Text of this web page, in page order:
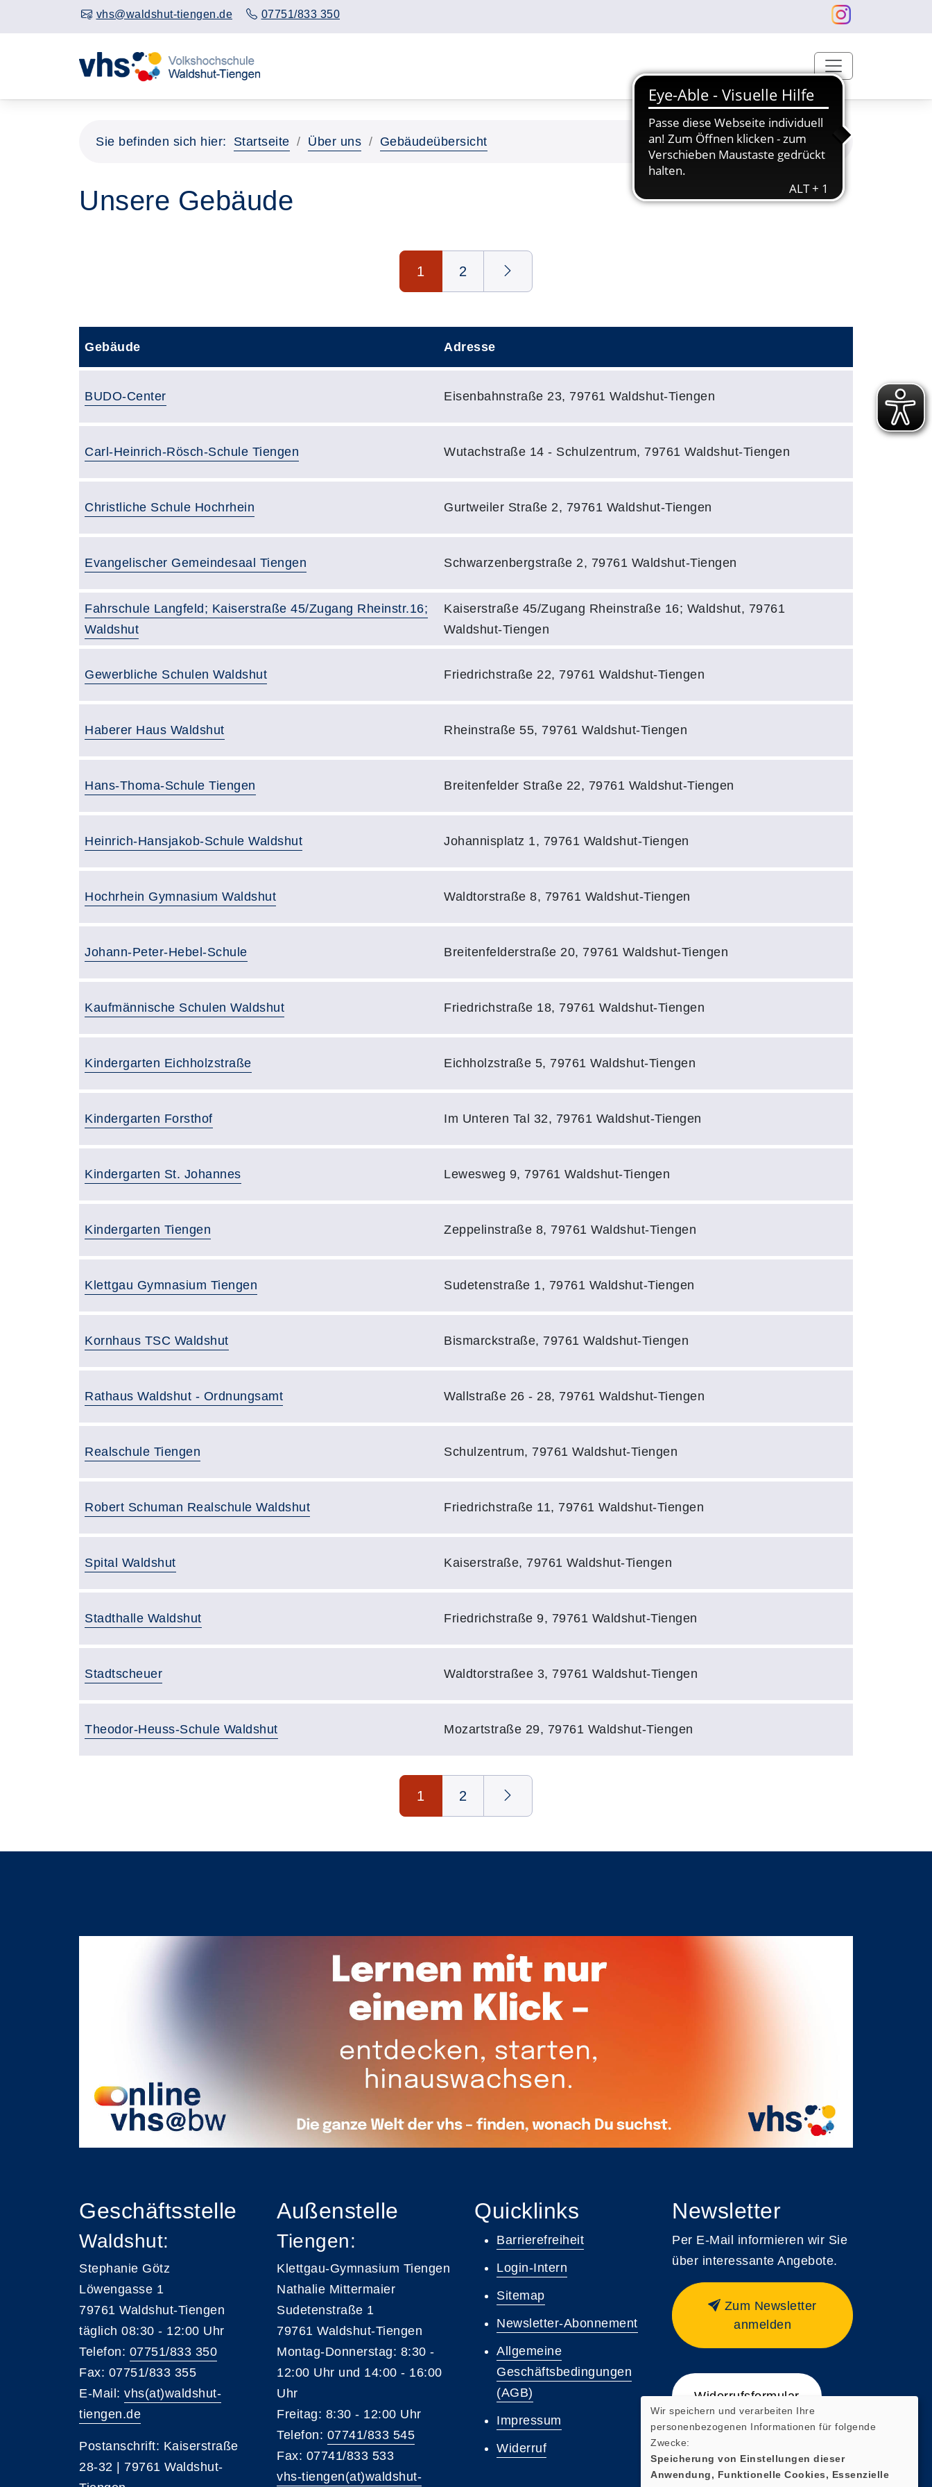
vhs@waldshut-tiengen.de 07751/833 350
Sie befinden sich hier: Startseite Über uns Gebäudeübersicht
Unsere Gebäude
1 2
Gebäude Adresse
Gebäude:
BUDO-Center Adresse:
Eisenbahnstraße 23, 79761 Waldshut-Tiengen
Gebäude:
Carl-Heinrich-Rösch-Schule Tiengen Adresse:
Wutachstraße 14 - Schulzentrum, 79761 Waldshut-Tiengen
Gebäude:
Christliche Schule Hochrhein Adresse:
Gurtweiler Straße 2, 79761 Waldshut-Tiengen
Gebäude:
Evangelischer Gemeindesaal Tiengen Adresse:
Schwarzenbergstraße 2, 79761 Waldshut-Tiengen
Gebäude:
Fahrschule Langfeld; Kaiserstraße 45/Zugang Rheinstr.16;
Waldshut
Adresse:
Kaiserstraße 45/Zugang Rheinstraße 16; Waldshut, 79761
Waldshut-Tiengen
Gebäude:
Gewerbliche Schulen Waldshut Adresse:
Friedrichstraße 22, 79761 Waldshut-Tiengen
Gebäude:
Haberer Haus Waldshut Adresse:
Rheinstraße 55, 79761 Waldshut-Tiengen
Gebäude:
Hans-Thoma-Schule Tiengen Adresse:
Breitenfelder Straße 22, 79761 Waldshut-Tiengen
Gebäude:
Heinrich-Hansjakob-Schule Waldshut Adresse:
Johannisplatz 1, 79761 Waldshut-Tiengen
Gebäude:
Hochrhein Gymnasium Waldshut Adresse:
Waldtorstraße 8, 79761 Waldshut-Tiengen
Gebäude:
Johann-Peter-Hebel-Schule Adresse:
Breitenfelderstraße 20, 79761 Waldshut-Tiengen
Gebäude:
Kaufmännische Schulen Waldshut Adresse:
Friedrichstraße 18, 79761 Waldshut-Tiengen
Gebäude:
Kindergarten Eichholzstraße Adresse:
Eichholzstraße 5, 79761 Waldshut-Tiengen
Gebäude:
Kindergarten Forsthof Adresse:
Im Unteren Tal 32, 79761 Waldshut-Tiengen
Gebäude:
Kindergarten St. Johannes Adresse:
Lewesweg 9, 79761 Waldshut-Tiengen
Gebäude:
Kindergarten Tiengen Adresse:
Zeppelinstraße 8, 79761 Waldshut-Tiengen
Gebäude:
Klettgau Gymnasium Tiengen Adresse:
Sudetenstraße 1, 79761 Waldshut-Tiengen
Gebäude:
Kornhaus TSC Waldshut Adresse:
Bismarckstraße, 79761 Waldshut-Tiengen
Gebäude:
Rathaus Waldshut - Ordnungsamt Adresse:
Wallstraße 26 - 28, 79761 Waldshut-Tiengen
Gebäude:
Realschule Tiengen Adresse:
Schulzentrum, 79761 Waldshut-Tiengen
Gebäude:
Robert Schuman Realschule Waldshut Adresse:
Friedrichstraße 11, 79761 Waldshut-Tiengen
Gebäude:
Spital Waldshut Adresse:
Kaiserstraße, 79761 Waldshut-Tiengen
Gebäude:
Stadthalle Waldshut Adresse:
Friedrichstraße 9, 79761 Waldshut-Tiengen
Gebäude:
Stadtscheuer Adresse:
Waldtorstraßee 3, 79761 Waldshut-Tiengen
Gebäude:
Theodor-Heuss-Schule Waldshut Adresse:
Mozartstraße 29, 79761 Waldshut-Tiengen
1 2
Geschäftsstelle
Waldshut:
Stephanie Götz
Löwengasse 1
79761 Waldshut-Tiengen
täglich 08:30 - 12:00 Uhr
Telefon: 07751/833 350
Fax: 07751/833 355
E-Mail: vhs(at)waldshut-
tiengen.de
Postanschrift: Kaiserstraße
28-32 | 79761 Waldshut-
Außenstelle
Tiengen:
Klettgau-Gymnasium Tiengen
Nathalie Mittermaier
Sudetenstraße 1
79761 Waldshut-Tiengen
Montag-Donnerstag: 8:30 -
12:00 Uhr und 14:00 - 16:00
Uhr
Freitag: 8:30 - 12:00 Uhr
Telefon: 07741/833 545
Fax: 07741/833 533
vhs-tiengen(at)waldshut-
Quicklinks
Barrierefreiheit
Login-Intern
Sitemap
Newsletter-Abonnement
Allgemeine
Geschäftsbedingungen
(AGB)
Impressum
Widerruf
Newsletter
Per E-Mail informieren wir Sie
über interessante Angebote.
Zum Newsletter
anmelden
Widerrufsformular
Wir speichern und verarbeiten Ihre
personenbezogenen Informationen für folgende
Zwecke:
Speicherung von Einstellungen dieser
Anwendung, Funktionelle Cookies, Essenzielle